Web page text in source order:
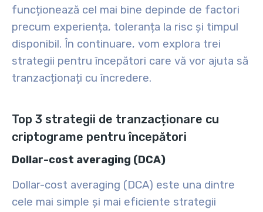
funcționează cel mai bine depinde de factori
precum experiența, toleranța la risc și timpul
disponibil. În continuare, vom explora trei
strategii pentru începători care vă vor ajuta să
tranzacționați cu încredere.
Top 3 strategii de tranzacționare cu
criptograme pentru începători
Dollar-cost averaging (DCA)
Dollar-cost averaging (DCA) este una dintre
cele mai simple și mai eficiente strategii